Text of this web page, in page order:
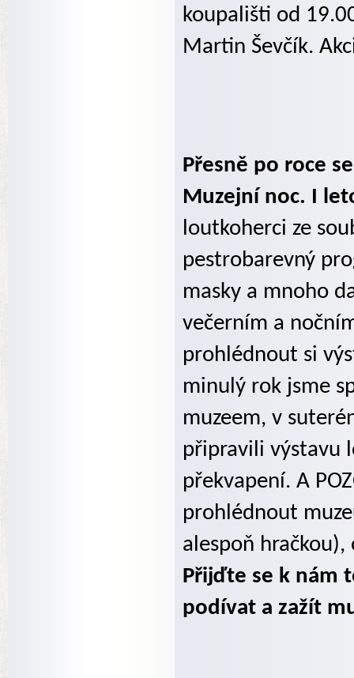
koupališti od
Martin Ševčík.
Přesně po roce
Muzejní noc. I
loutkoherci ze
pestrobarevný
masky a mnoho
večerním a
prohlédnout si
minulý rok jsme
muzeem, v
připravili výstavu
překvapení. A
prohlédnout
alespoň
Přijďte se k nám
podívat a zažít